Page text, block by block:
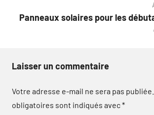
Panneaux solaires pour les
Laisser un commentaire
Votre adresse e-mail ne sera pas publiée.
obligatoires sont indiqués avec*